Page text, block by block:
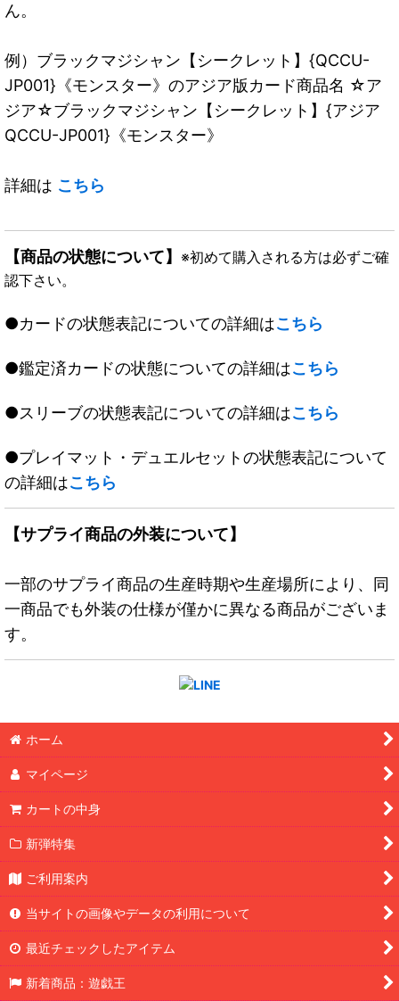
ん。
例）ブラックマジシャン【シークレット】{QCCU-
JP001}《モンスター》のアジア版カード商品名 ☆ア
ジア☆ブラックマジシャン【シークレット】{アジア
QCCU-JP001}《モンスター》
詳細は こちら
【商品の状態について】 ※初めて購入される方は必ずご確
認下さい。
●カードの状態表記についての詳細はこちら
●鑑定済カードの状態についての詳細はこちら
●スリーブの状態表記についての詳細はこちら
●プレイマット・デュエルセットの状態表記について
の詳細はこちら
【サプライ商品の外装について】
一部のサプライ商品の生産時期や生産場所により、同
一商品でも外装の仕様が僅かに異なる商品がございま
す。
ホーム
マイページ
カートの中身
新弾特集
ご利用案内
当サイトの画像やデータの利用について
最近チェックしたアイテム
新着商品：遊戯王